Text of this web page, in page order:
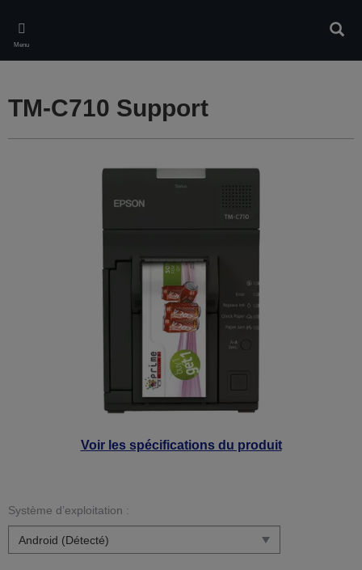
main
content
Menu
Voir les spécifications du produit
TM-C710 Support
Système d’exploitation :